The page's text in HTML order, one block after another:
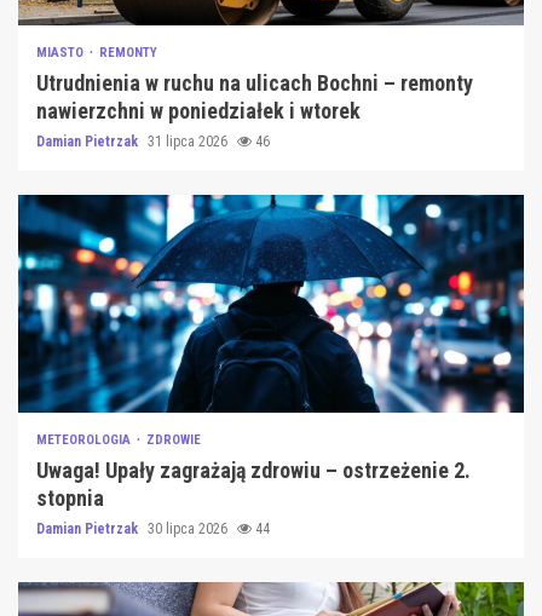
MIASTO REMONTY
Utrudnienia w ruchu na ulicach Bochni – remonty
nawierzchni w poniedziałek i wtorek
Damian Pietrzak 31 lipca 2026 46
METEOROLOGIA ZDROWIE
Uwaga! Upały zagrażają zdrowiu – ostrzeżenie 2.
stopnia
Damian Pietrzak 30 lipca 2026 44